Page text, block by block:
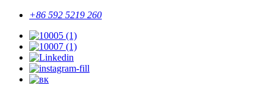
+86 592 5219 260